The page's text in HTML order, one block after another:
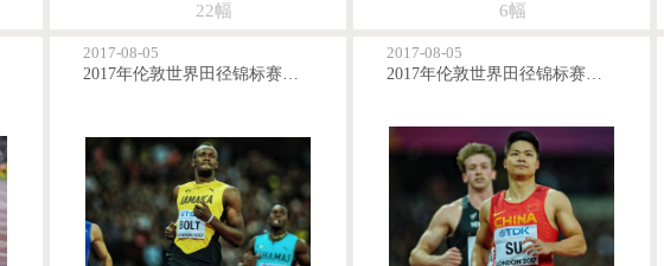
22幅 6幅
2017-08-05
2017年伦敦世界田径锦标赛首日 博尔特加特林晋级男子百米复赛
2017-08-05
2017年伦敦世界田径锦标赛首日 苏炳添谢震业晋级男子百米复赛